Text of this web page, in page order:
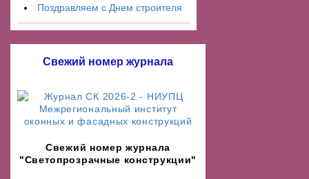
Поздравляем с Днем строителя
Свежий номер журнала
Свежий номер журнала
"Светопрозрачные конструкции"